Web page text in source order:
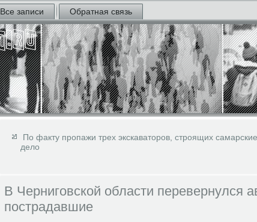
Все записи Обратная связь
По факту пропажи трех экскаваторов, строящих
дело
В Черниговской области перевернулся
пострадавшие